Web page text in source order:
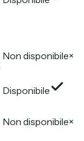
Non disponibile×
Disponibile
Non disponibile×